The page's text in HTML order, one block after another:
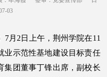
03
月2日上午，荆州学院在11
业示范性基地建设目标责任
集团董事丁锋出席，副校长